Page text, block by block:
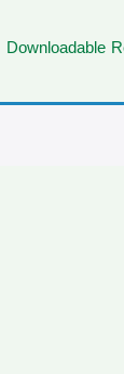
Downloadable